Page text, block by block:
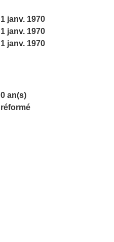
1 janv. 1970
1 janv. 1970
1 janv. 1970
0 an(s)
réformé